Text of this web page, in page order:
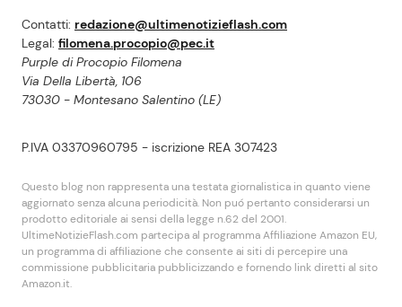
Contatti: redazione@ultimenotizieflash.com
Legal: filomena.procopio@pec.it
Purple di Procopio Filomena
Via Della Libertà, 106
73030 - Montesano Salentino (LE)
P.IVA 03370960795 - iscrizione REA 307423
Questo blog non rappresenta una testata giornalistica in quanto viene
aggiornato senza alcuna periodicità. Non puó pertanto considerarsi un
prodotto editoriale ai sensi della legge n.62 del 2001.
UltimeNotizieFlash.com partecipa al programma Affiliazione Amazon EU,
un programma di affiliazione che consente ai siti di percepire una
commissione pubblicitaria pubblicizzando e fornendo link diretti al sito
Amazon.it.